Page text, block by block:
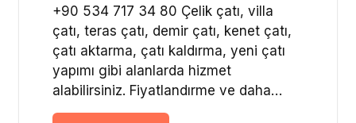
+90 534 717 34 80 Çelik çatı, villa
çatı, teras çatı, demir çatı, kenet çatı,
çatı aktarma, çatı kaldırma, yeni çatı
yapımı gibi alanlarda hizmet
alabilirsiniz. Fiyatlandırme ve daha…